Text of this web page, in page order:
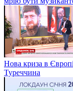
Нова криза в
Туреччина